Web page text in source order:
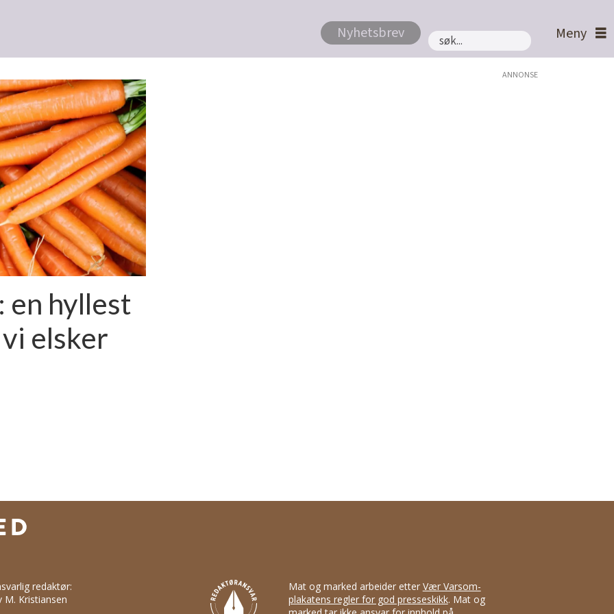
Nyhetsbrev
Søk
en hyllest
elsker
ANNONSE
redaktør:
M. Kristiansen
Mat og marked arbeider etter Vær Varsom-
plakatens regler for god presseskikk. Mat og